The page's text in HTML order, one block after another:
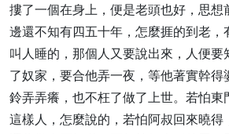
摟了一個在身上，便是老頭也好，思想
邊還不知有四五十年，怎麼捱的到老，
叫人睡的，那個人又要說出來，人便要
了奴家，要合他弄一夜，等他著實幹得
鈴弄弄癢，也不枉了做了上世。若怕東
這樣人，怎麼說的，若怕阿叔回來曉得